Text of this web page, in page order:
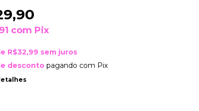
com Pix
R$32,99 sem juros
descontopagando com Pix